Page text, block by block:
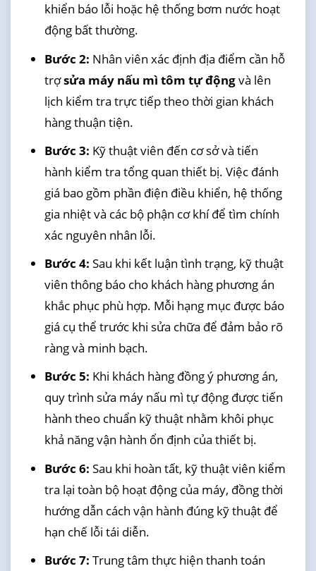
khiển báo lỗi hoặc hệ thống bơm nước hoạt
động bất thường.
Bước 2: Nhân viên xác định địa điểm cần hỗ
trợsửa máy nấu mì tôm tự độngvà lên
lịch kiểm tra trực tiếp theo thời gian khách
hàng thuận tiện.
Bước 3: Kỹ thuật viên đến cơ sở và tiến
hành kiểm tra tổng quan thiết bị. Việc đánh
giá bao gồm phần điện điều khiển, hệ thống
gia nhiệt và các bộ phận cơ khí để tìm chính
xác nguyên nhân lỗi.
Bước 4: Sau khi kết luận tình trạng, kỹ thuật
viên thông báo cho khách hàng phương án
khắc phục phù hợp. Mỗi hạng mục được báo
giá cụ thể trước khi sửa chữa để đảm bảo rõ
ràng và minh bạch.
Bước 5: Khi khách hàng đồng ý phương án,
quy trình sửa máy nấu mì tự động được tiến
hành theo chuẩn kỹ thuật nhằm khôi phục
khả năng vận hành ổn định của thiết bị.
Bước 6: Sau khi hoàn tất, kỹ thuật viên kiểm
tra lại toàn bộ hoạt động của máy, đồng thời
hướng dẫn cách vận hành đúng kỹ thuật để
hạn chế lỗi tái diễn.
Bước 7: Trung tâm thực hiện thanh toán